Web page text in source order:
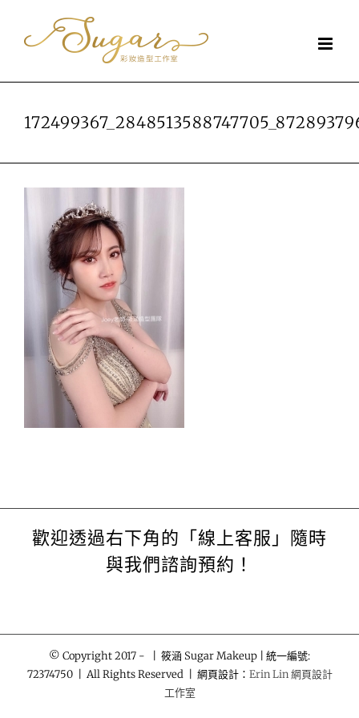
歡迎透過右下角的「線上客服」隨時
與我們諮詢預約！
© Copyright 2017 -
| 筱涵 Sugar Makeup | 統一編號:
72374750 | All Rights Reserved | 網頁設計： Erin Lin 網頁設計
工作室